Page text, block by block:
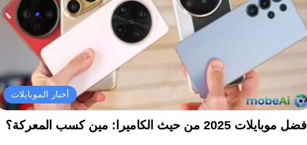
أخبار الموبايلات
موبايلات 2025 من حيث الكاميرا: مين كسب المعركة؟